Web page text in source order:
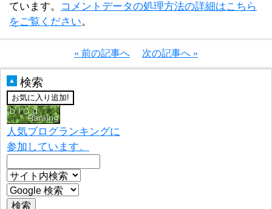
ています。
コメントデータの処理方法の詳細はこちら
をご覧ください。
« 前の記事へ 次の記事へ »
▲ 検索
人気ブログランキングに
参加しています。